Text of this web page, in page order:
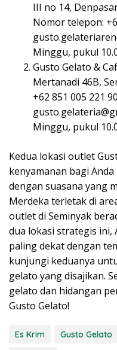
III no 14,
Nomor telepon:
Minggu, pukul
Gusto Gelato &
Mertanadi 46B,
+62 851 005 221
Minggu, pukul
Kedua lokasi outlet
kenyamanan bagi
dengan suasana yang
Merdeka terletak di
outlet di Seminyak
dua lokasi strategis ini,
paling dekat dengan
kunjungi keduanya
gelato yang disajikan.
gelato dan hidangan
Gusto Gelato!
Es Krim Gusto Gelato